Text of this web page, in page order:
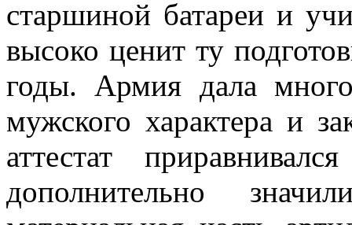
старшиной батареи и
высоко ценит ту
годы. Армия дала
мужского характера и
аттестат
дополнительно